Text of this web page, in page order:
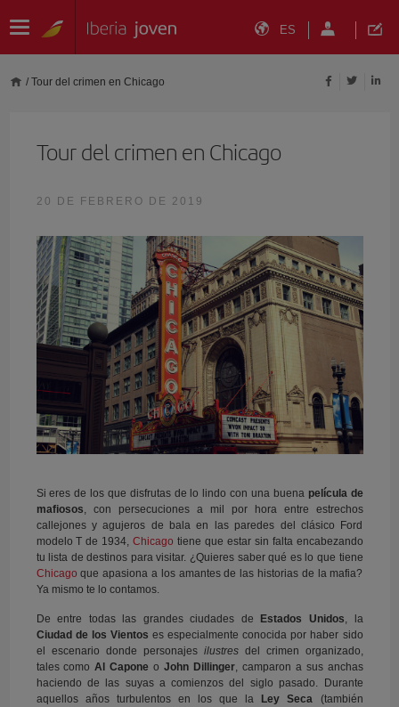
ES
/ Tour del crimen en Chicago
Tour del crimen en Chicago
20 DE FEBRERO DE 2019
Si eres de los que disfrutas de lo lindo con una buena película de
mafiosos , con persecuciones a mil por hora entre estrechos
callejones y agujeros de bala en las paredes del clásico Ford
modelo T de 1934,Chicago tiene que estar sin falta encabezando
tu lista de destinos para visitar. ¿Quieres saber qué es lo que tiene
Chicago que apasiona a los amantes de las historias de la mafia?
Ya mismo te lo contamos.
De entre todas las grandes ciudades de Estados Unidos , la
Ciudad de los Vientos es especialmente conocida por haber sido
el escenario donde personajes ilustresdel crimen organizado,
tales como Al Capone oJohn Dillinger, camparon a sus anchas
haciendo de las suyas a comienzos del siglo pasado. Durante
aquellos años turbulentos en los que la Ley Seca
(también